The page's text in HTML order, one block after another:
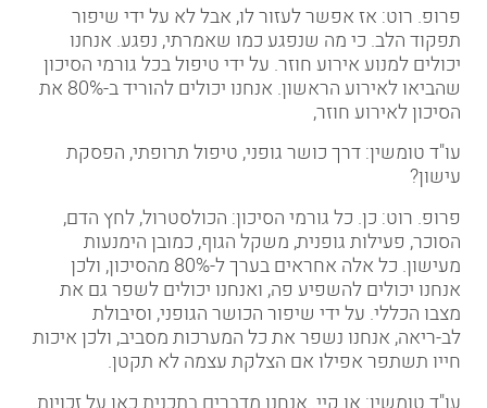
פרופ. רוט: אז אפשר לעזור לו, אבל לא על ידי שיפור
תפקוד הלב. כי מה שנפגע כמו שאמרתי, נפגע. אנחנו
יכולים למנוע אירוע חוזר. על ידי טיפול בכל גורמי הסיכון
שהביאו לאירוע הראשון. אנחנו יכולים להוריד ב-80%
את
הסיכון לאירוע חוזר,
עו"ד טומשין: דרך כושר גופני, טיפול תרופתי, הפסקת
עישון?
פרופ. רוט: כן. כל גורמי הסיכון: הכולסטרול, לחץ הדם,
הסוכר, פעילות גופנית, משקל הגוף, כמובן הימנעות
מעישון. כל אלה אחראים בערך ל-80%
מהסיכון, ולכן
אנחנו יכולים להשפיע פה, ואנחנו יכולים לשפר גם את
מצבו הכללי. על ידי שיפור הכושר הגופני, וסיבולת
לב-ריאה, אנחנו נשפר את כל המערכות מסביב, ולכן איכות
חייו תשתפר אפילו אם הצלקת עצמה לא תקטן.